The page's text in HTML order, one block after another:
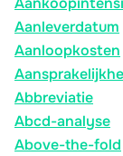
Aanleverdatum
Aanloopkosten
Abbreviatie
Abcd-analyse
Above-the-fold